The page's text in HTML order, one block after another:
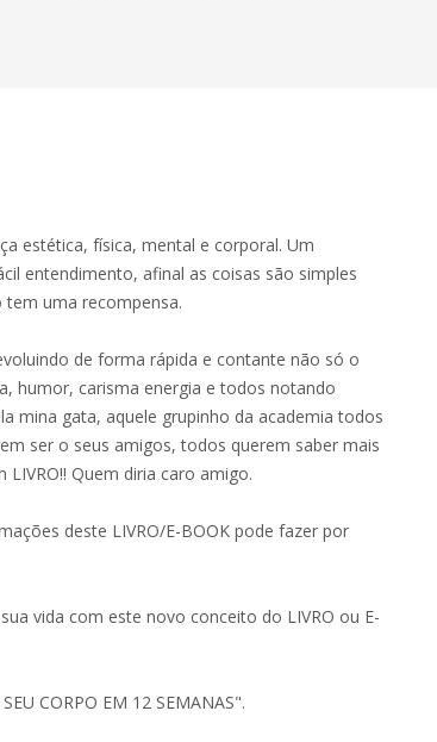
estética, física, mental e corporal. Um
entendimento, afinal as coisas são simples
uma recompensa.
de forma rápida e contante não só o
humor, carisma energia e todos notando
mina gata, aquele grupinho da academia todos
ser o seus amigos, todos querem saber mais
LIVRO!! Quem diria caro amigo.
deste LIVRO/E-BOOK pode fazer por
vida com este novo conceito do LIVRO ou E-
CORPO EM 12 SEMANAS".